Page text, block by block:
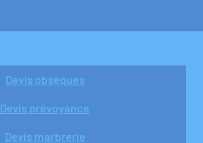
Devis obsèques
Devis prévoyance
Devis marbrerie